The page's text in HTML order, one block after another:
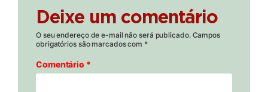
Deixe um comentário
O seu endereço de e-mail não será publicado. Campos
obrigatórios são marcados com *
Comentário *